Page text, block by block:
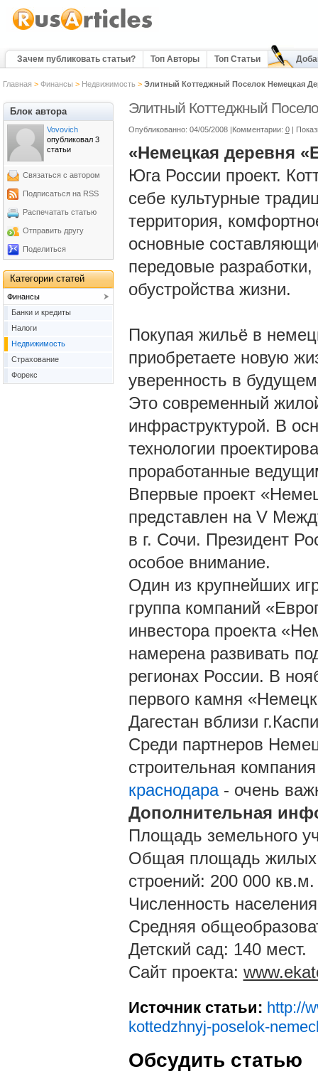
Зачем публиковать статьи? Топ Авторы Топ Статьи
Главная > Финансы > Недвижимость > Элитный Коттеджный Поселок Немецкая
Элитный Коттеджный
Опубликованно: 04/05/2008 |Комментарии: 0 |
«Немецкая деревня
Юга России проект.
себе культурные
территория,
основные
передовые разработки,
обустройства жизни.
Покупая жильё в
приобретаете новую
уверенность в
Это современный
инфраструктурой. В
технологии
проработанные
Впервые проект
представлен на V
в г. Сочи. Президент
особое внимание.
Один из крупнейших
группа компаний
инвестора проекта
намерена развивать
регионах России. В
первого камня
Дагестан вблизи
Среди партнеров
строительная
краснодара- очень
Дополнительная
Площадь земельного
Общая площадь жилых
строений: 200 000 кв.м.
Численность
Средняя
Детский сад: 140 мест.
Сайт проекта:
Источник статьи: http://
kottedzhnyj-poselok-
Обсудить статью
Блок автора
Vovovich
опубликовал 3
статьи
Связаться с автором
Подписаться на RSS
Распечатать статью
Отправить другу
Поделиться
Категории статей
Финансы
Банки и кредиты
Налоги
Недвижимость
Страхование
Форекс